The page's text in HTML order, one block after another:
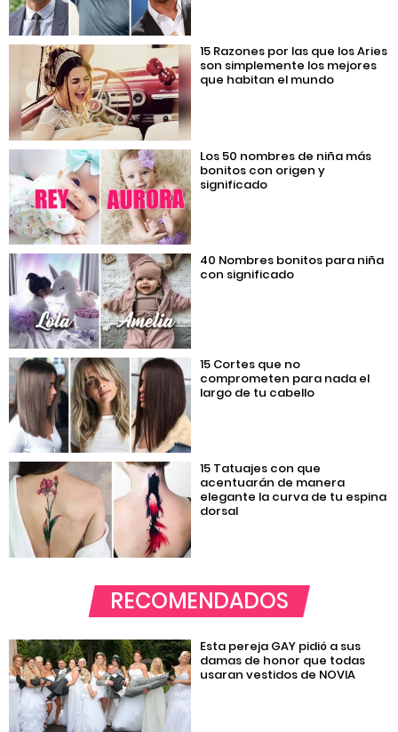
15 Razones por las que los Aries
son simplemente los mejores
que habitan el mundo
Los 50 nombres de niña más
bonitos con origen y
significado
40 Nombres bonitos para niña
con significado
15 Cortes que no
comprometen para nada el
largo de tu cabello
15 Tatuajes con que
acentuarán de manera
elegante la curva de tu espina
dorsal
RECOMENDADOS
Esta pereja GAY pidió a sus
damas de honor que todas
usaran vestidos de NOVIA